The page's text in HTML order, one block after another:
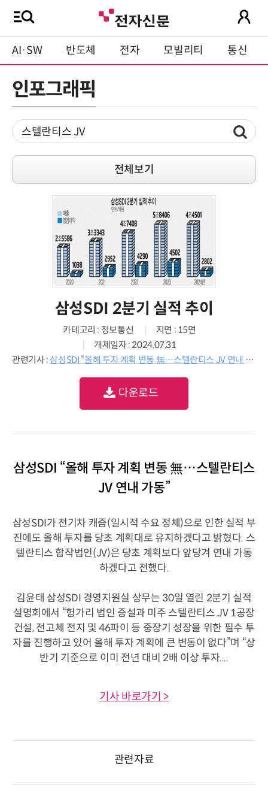
AI·SW 반도체 전자 모빌리티 통신
인포그래픽
전체보기
삼성SDI 2분기 실적 추이
카테고리 : 정보통신
지면 : 15면
개제일자 : 2024.07.31
관련기사 : 삼성SDI “올해 투자 계획 변동 無…스텔란티스 JV 연내 가동”
다운로드
삼성SDI “올해 투자 계획 변동 無…스텔란티스
JV 연내 가동”
삼성SDI가 전기차 캐즘(일시적 수요 정체)으로 인한 실적 부
진에도 올해 투자를 당초 계획대로 유지하겠다고 밝혔다. 스
텔란티스 합작법인(JV)은 당초 계획보다 앞당겨 연내 가동
하겠다고 전했다.
김윤태 삼성SDI 경영지원실 상무는 30일 열린 2분기 실적
설명회에서 “헝가리 법인 증설과 미주 스텔란티스 JV 1공장
건설, 전고체 전지 및 46파이 등 중장기 성장을 위한 필수 투
자를 진행하고 있어 올해 투자 계획에 큰 변동이 없다”며 “상
반기 기준으로 이미 전년 대비 2배 이상 투자....
기사 바로가기 >
관련자료